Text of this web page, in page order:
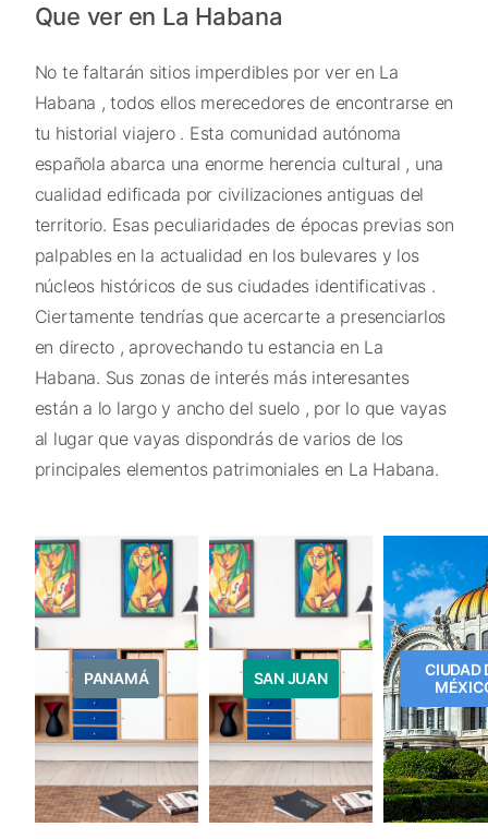
Que ver en La Habana
No te faltarán sitios imperdibles por ver en La
Habana , todos ellos merecedores de encontrarse en
tu historial viajero . Esta comunidad autónoma
española abarca una enorme herencia cultural , una
cualidad edificada por civilizaciones antiguas del
territorio. Esas peculiaridades de épocas previas son
palpables en la actualidad en los bulevares y los
núcleos históricos de sus ciudades identificativas .
Ciertamente tendrías que acercarte a presenciarlos
en directo , aprovechando tu estancia en La
Habana. Sus zonas de interés más interesantes
están a lo largo y ancho del suelo , por lo que vayas
al lugar que vayas dispondrás de varios de los
principales elementos patrimoniales en La Habana.
PANAMÁ SAN JUAN
CIUDAD